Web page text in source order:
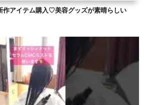
作アイテム購入♡美容グッズが素晴らしい